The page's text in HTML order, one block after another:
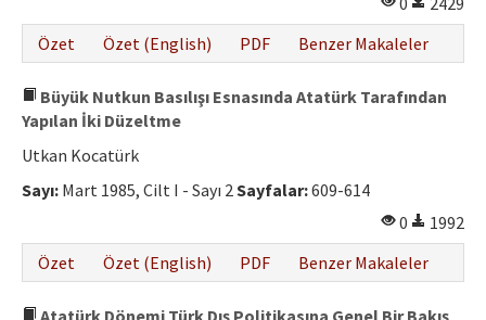
Özet
Özet (English) PDF Benzer Makaleler
Büyük Nutkun Basılışı Esnasında Atatürk Tarafından
Yapılan İki Düzeltme
Utkan Kocatürk
Sayı: Mart 1985, Cilt I - Sayı 2Sayfalar:609-614
0
1992
Özet
Özet (English) PDF Benzer Makaleler